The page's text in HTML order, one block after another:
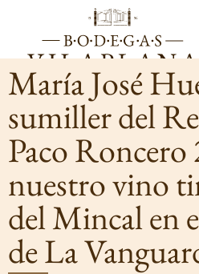
María José
sumiller del
Paco
nuestro vino
del Mincal en
de La